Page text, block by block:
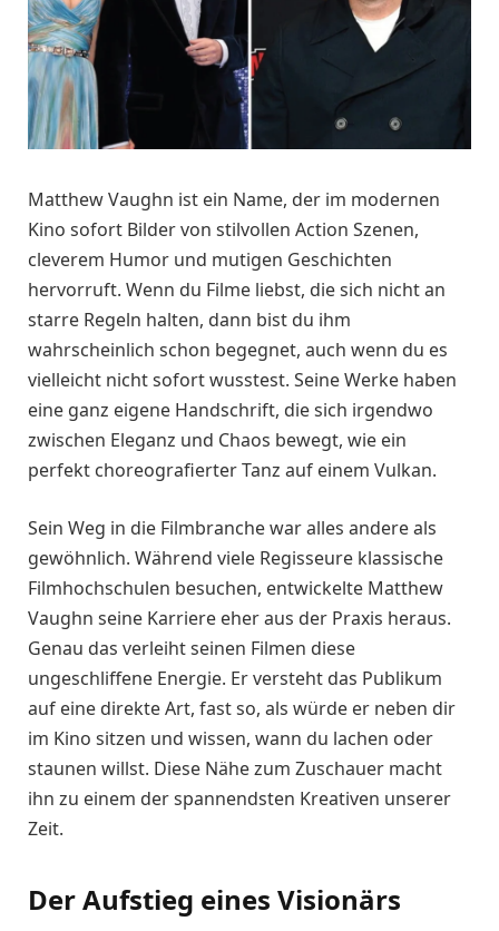
Matthew Vaughn ist ein Name, der im modernen
Kino sofort Bilder von stilvollen Action Szenen,
cleverem Humor und mutigen Geschichten
hervorruft. Wenn du Filme liebst, die sich nicht an
starre Regeln halten, dann bist du ihm
wahrscheinlich schon begegnet, auch wenn du es
vielleicht nicht sofort wusstest. Seine Werke haben
eine ganz eigene Handschrift, die sich irgendwo
zwischen Eleganz und Chaos bewegt, wie ein
perfekt choreografierter Tanz auf einem Vulkan.
Sein Weg in die Filmbranche war alles andere als
gewöhnlich. Während viele Regisseure klassische
Filmhochschulen besuchen, entwickelte Matthew
Vaughn seine Karriere eher aus der Praxis heraus.
Genau das verleiht seinen Filmen diese
ungeschliffene Energie. Er versteht das Publikum
auf eine direkte Art, fast so, als würde er neben dir
im Kino sitzen und wissen, wann du lachen oder
staunen willst. Diese Nähe zum Zuschauer macht
ihn zu einem der spannendsten Kreativen unserer
Zeit.
Der Aufstieg eines Visionärs